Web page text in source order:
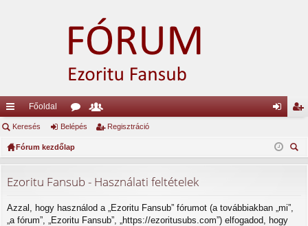
yo
rs
ke
k
Főoldal
ór
u
ok
ag
ép is
Keresés Belépés Regisztráció
Fórum kezdőlap
Ezoritu Fansub - Használati feltételek
Azzal, hogy használod a „Ezoritu Fansub” fórumot (a továbbiakban „mi”,
„a fórum”, „Ezoritu Fansub”, „https://ezoritusubs.com”) elfogadod, hogy